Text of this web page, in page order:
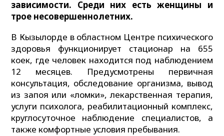
зависимости. Среди них есть женщины и
трое несовершеннолетних.
В Кызылорде в областном Центре психического
здоровья функционирует стационар на 655
коек, где человек находится под наблюдением
12 месяцев. Предусмотрены первичная
консультация, обследование организма, вывод
из запоя или «ломки», лекарственная терапия,
услуги психолога, реабилитационный комплекс,
круглосуточное наблюдение специалистов, а
также комфортные условия пребывания.